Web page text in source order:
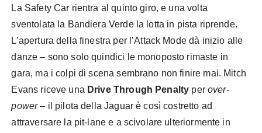
La Safety Car rientra al quinto giro, e una volta
sventolata la Bandiera Verde la lotta in pista riprende.
L’apertura della finestra per l’Attack Mode dà inizio alle
danze – sono solo quindici le monoposto rimaste in
gara, ma i colpi di scena sembrano non finire mai. Mitch
Evans riceve una Drive Through Penalty per over-
power– il pilota della Jaguar è così costretto ad
attraversare la pit-lane e a scivolare ulteriormente in